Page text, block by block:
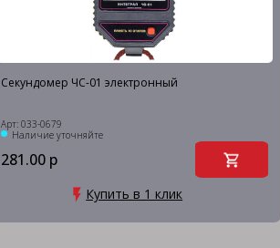
Секундомер ЧС-01 электронный
Арт: 033-0679
Наличие уточняйте
281.00 р
Купить в 1 клик